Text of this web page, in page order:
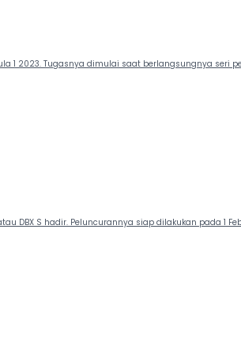
1 2023. Tugasnya dimulai saat berlangsungnya
DBX S hadir. Peluncurannya siap dilakukan pada 1